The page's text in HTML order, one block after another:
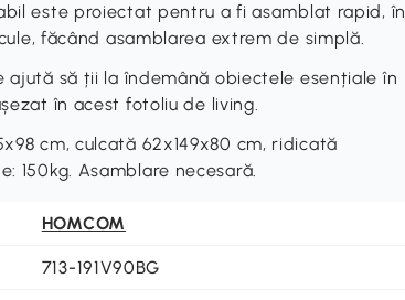
este proiectat pentru a fi asamblat rapid, în
făcând asamblarea extrem de simplă.
ajută să ții la îndemână obiectele esențiale în
în acest fotoliu de living.
cm, culcată 62x149x80 cm, ridicată
150kg. Asamblare necesară.
HOMCOM
713-191V90BG